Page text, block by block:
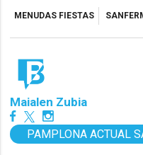
MENUDAS FIESTAS
Maialen Zubia
PAMPLONA ACTUAL